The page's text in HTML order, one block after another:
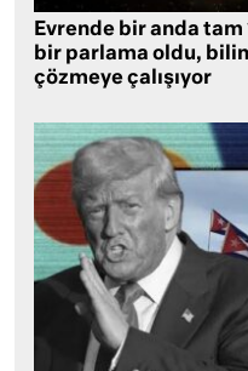
Evrende bir anda
bir parlama oldu,
çözmeye çalışıyor